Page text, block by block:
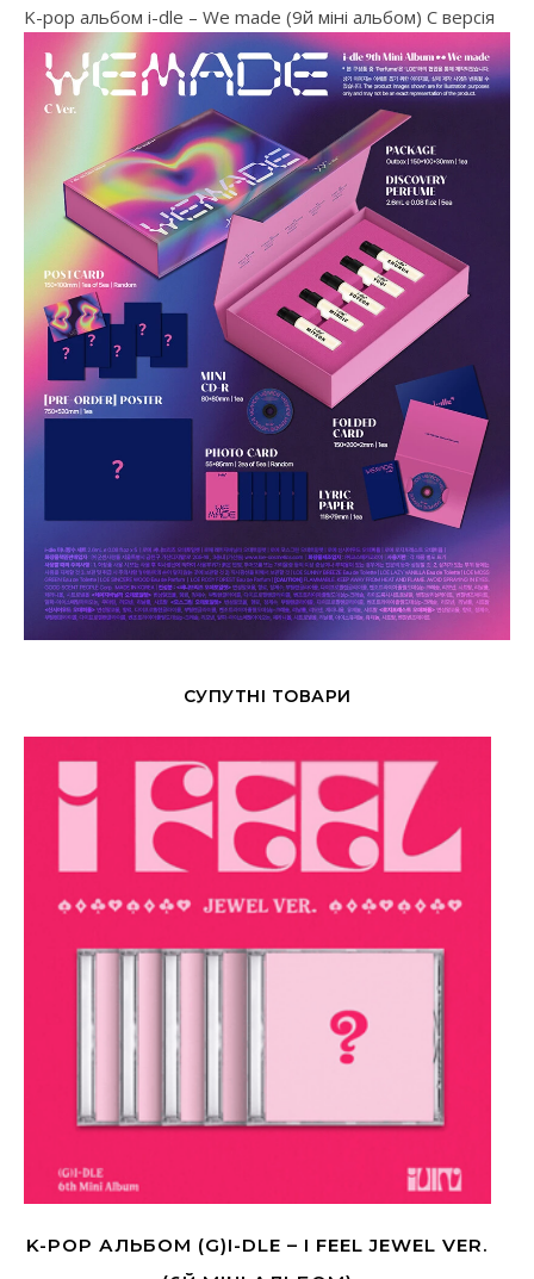
K-pop альбом i-dle – We made (9й міні альбом) C версія
СУПУТНІ ТОВАРИ
K-POP АЛЬБОМ (G)I-DLE – I FEEL JEWEL VER.